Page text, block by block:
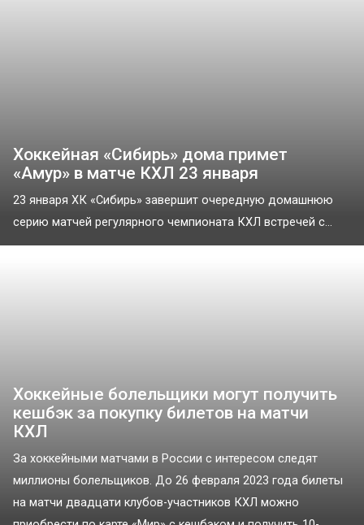
Хоккейная «Сибирь» дома примет
«Амур» в матче КХЛ 23 января
23 января ХК «Сибирь» завершит очередную домашнюю
серию матчей регулярного чемпионата КХЛ встречей с...
Хоккейные болельщики могут получить
кешбэк за покупку билетов на матчи
КХЛ
За хоккейными матчами в России с интересом следят
миллионы болельщиков. До 26 февраля 2023 года билеты
на матчи двадцати клубов-участников КХЛ можно